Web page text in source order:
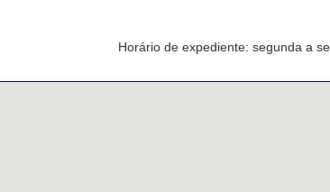
Horário de expediente: segunda a